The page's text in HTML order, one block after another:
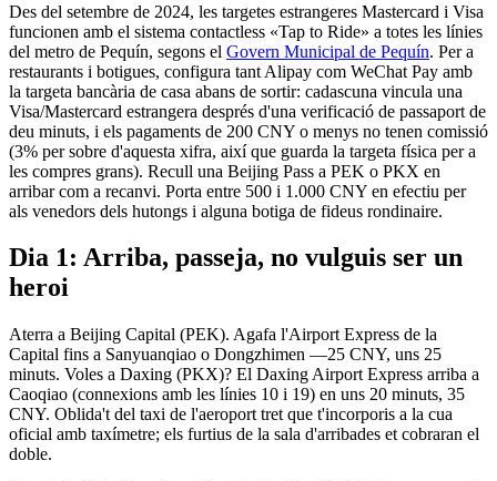
Des del setembre de 2024, les targetes estrangeres Mastercard i Visa
funcionen amb el sistema contactless «Tap to Ride» a totes les línies
del metro de Pequín, segons el Govern Municipal de Pequín. Per a
restaurants i botigues, configura tant Alipay com WeChat Pay amb
la targeta bancària de casa abans de sortir: cadascuna vincula una
Visa/Mastercard estrangera després d'una verificació de passaport de
deu minuts, i els pagaments de 200 CNY o menys no tenen comissió
(3% per sobre d'aquesta xifra, així que guarda la targeta física per a
les compres grans). Recull una Beijing Pass a PEK o PKX en
arribar com a recanvi. Porta entre 500 i 1.000 CNY en efectiu per
als venedors dels hutongs i alguna botiga de fideus rondinaire.
Dia 1: Arriba, passeja, no vulguis ser un
heroi
Aterra a Beijing Capital (PEK). Agafa l'Airport Express de la
Capital fins a Sanyuanqiao o Dongzhimen —25 CNY, uns 25
minuts. Voles a Daxing (PKX)? El Daxing Airport Express arriba a
Caoqiao (connexions amb les línies 10 i 19) en uns 20 minuts, 35
CNY. Oblida't del taxi de l'aeroport tret que t'incorporis a la cua
oficial amb taxímetre; els furtius de la sala d'arribades et cobraran el
doble.